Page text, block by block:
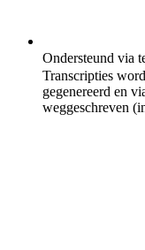
Ondersteund via
Transcripties
gegenereerd en
weggeschreven